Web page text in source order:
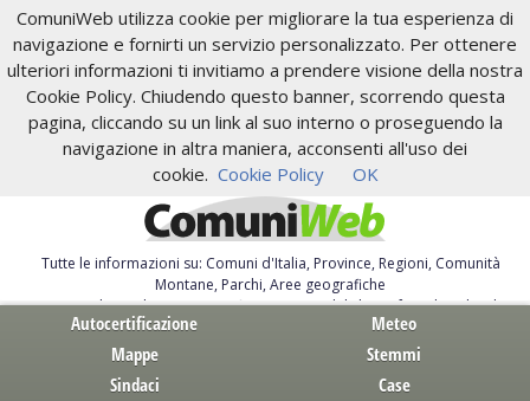
ComuniWeb utilizza cookie per migliorare la tua esperienza di
navigazione e fornirti un servizio personalizzato. Per ottenere
ulteriori informazioni ti invitiamo a prendere visione della nostra
Cookie Policy. Chiudendo questo banner, scorrendo questa
pagina, cliccando su un link al suo interno o proseguendo la
navigazione in altra maniera, acconsenti all'uso dei
cookie. Cookie Policy OK
Tutte le informazioni su: Comuni d'Italia, Province, Regioni, Comunità
Montane, Parchi, Aree geografiche
Servizi al Cittadino. Autocertificazione, moduli, leggi, free download
Autocertificazione
Meteo
Mappe
Stemmi
Sindaci
Case